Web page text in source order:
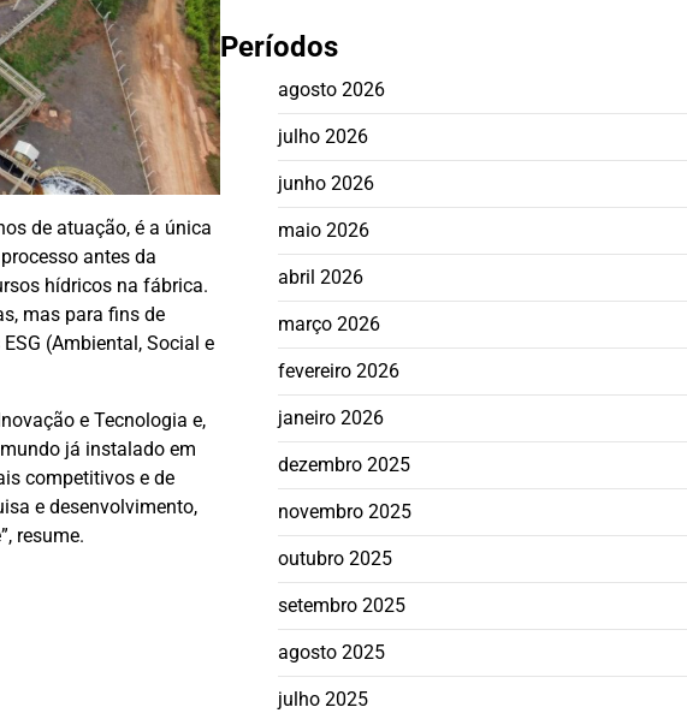
de atuação, é a única
antes da
hídricos na fábrica.
mas para fins de
(Ambiental, Social e
e Tecnologia e,
já instalado em
competitivos e de
e desenvolvimento,
resume.
Períodos
agosto 2026
julho 2026
junho 2026
maio 2026
abril 2026
março 2026
fevereiro 2026
janeiro 2026
dezembro 2025
novembro 2025
outubro 2025
setembro 2025
agosto 2025
julho 2025